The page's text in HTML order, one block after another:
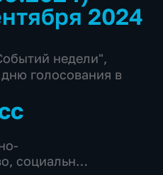
2024
недели",
голосования в
, социально-